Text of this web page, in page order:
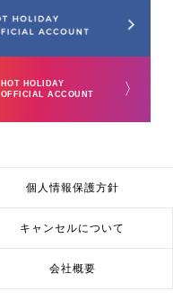
HOT HOLIDAY
OFFICIAL ACCOUNT
〉
個人情報保護方針
キャンセルについて
会社概要